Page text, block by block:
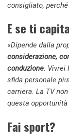
consigliato,
E se ti
«Dipende dalla
considerazione,
conduzione. Vivrei
sfida personale
carriera. La TV
questa
Fai sport?